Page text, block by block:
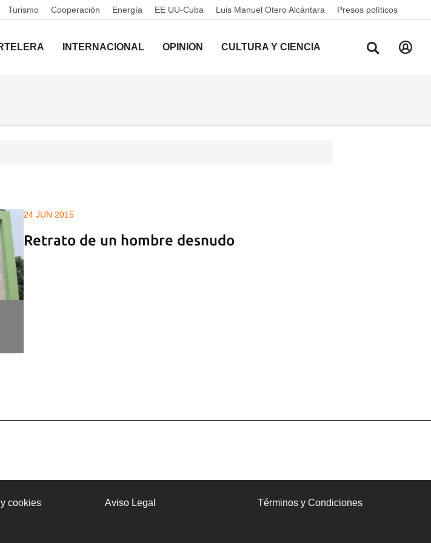
Turismo Cooperación Energía EE UU-Cuba Luis Manuel Otero Alcántara Presos políticos
INTERNACIONAL OPINIÓN CULTURA Y CIENCIA
24 JUN 2015
Retrato de un hombre desnudo
cookies Aviso Legal Términos y Condiciones